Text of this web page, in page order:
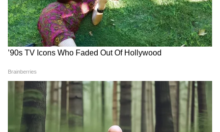
এর ভ্যারিয়েন্টগুলি হল LXi, VXi, ZXi এবং ZXi+
মাইল্ড-হাইব্রিড প্রযুক্তি সম্পন্ন ১.৫-লিটার পেট্রোল
ইঞ্জিন দ্বারা চালিত।
5